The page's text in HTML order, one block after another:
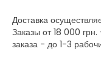
Доставка
Заказы от 18 000
заказа - до 1-3